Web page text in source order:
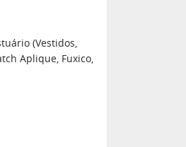
(Vestidos,
Aplique, Fuxico,